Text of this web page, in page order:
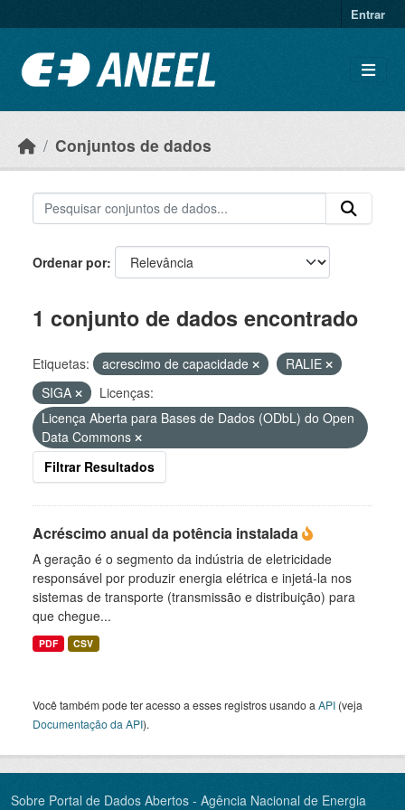
Entrar
Conjuntos de dados
Ordenar por
1 conjunto de dados encontrado
Etiquetas: acrescimo de capacidade
RALIE
SIGA
Licenças:
Licença Aberta para Bases de Dados (ODbL) do Open
Data Commons
Filtrar Resultados
Acréscimo anual da potência instalada
A geração é o segmento da indústria de eletricidade
responsável por produzir energia elétrica e injetá-la nos
sistemas de transporte (transmissão e distribuição) para
que chegue...
PDF CSV
Você também pode ter acesso a esses registros usando a API (veja
Documentação da API).
Sobre Portal de Dados Abertos - Agência Nacional de Energia